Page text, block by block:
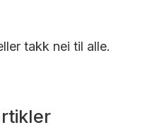
takk nei til alle.